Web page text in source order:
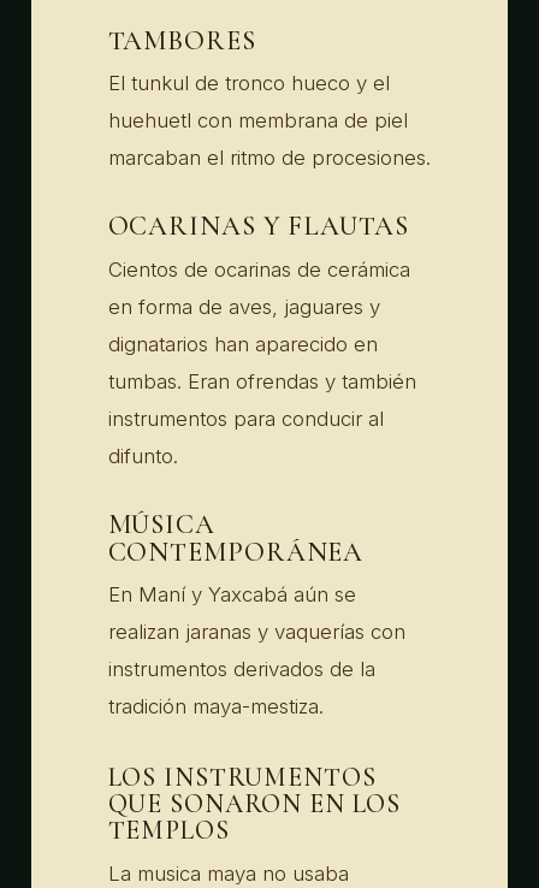
TAMBORES
El tunkul de tronco hueco y el
huehuetl con membrana de piel
marcaban el ritmo de procesiones.
OCARINAS Y FLAUTAS
Cientos de ocarinas de cerámica
en forma de aves, jaguares y
dignatarios han aparecido en
tumbas. Eran ofrendas y también
instrumentos para conducir al
difunto.
MÚSICA
CONTEMPORÁNEA
En Maní y Yaxcabá aún se
realizan jaranas y vaquerías con
instrumentos derivados de la
tradición maya-mestiza.
LOS INSTRUMENTOS
QUE SONARON EN LOS
TEMPLOS
La musica maya no usaba